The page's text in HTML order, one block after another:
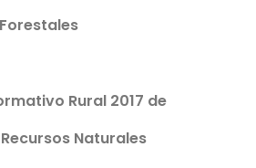
Rural 2017 de
Naturales